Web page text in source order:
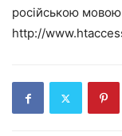
російською
http://